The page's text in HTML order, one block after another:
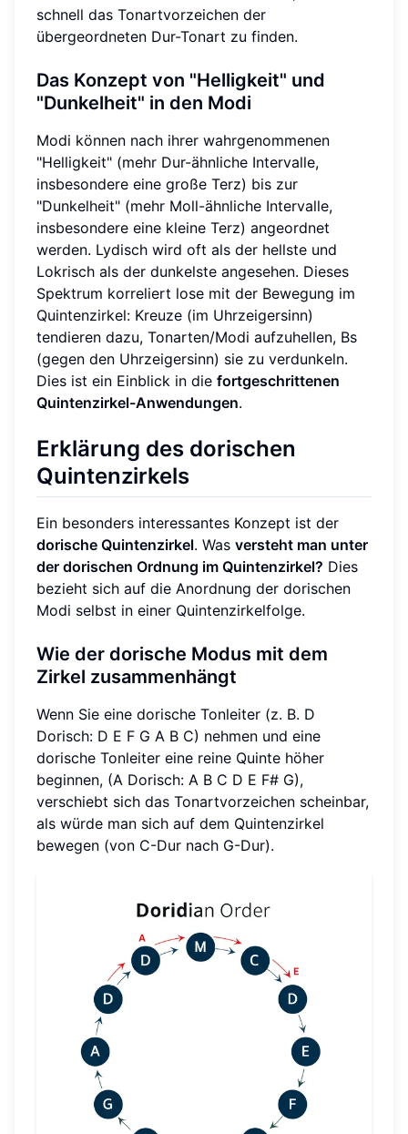
schnell das Tonartvorzeichen der
übergeordneten Dur-Tonart zu finden.
Das Konzept von "Helligkeit" und
"Dunkelheit" in den Modi
Modi können nach ihrer wahrgenommenen
"Helligkeit" (mehr Dur-ähnliche Intervalle,
insbesondere eine große Terz) bis zur
"Dunkelheit" (mehr Moll-ähnliche Intervalle,
insbesondere eine kleine Terz) angeordnet
werden. Lydisch wird oft als der hellste und
Lokrisch als der dunkelste angesehen. Dieses
Spektrum korreliert lose mit der Bewegung im
Quintenzirkel: Kreuze (im Uhrzeigersinn)
tendieren dazu, Tonarten/Modi aufzuhellen, Bs
(gegen den Uhrzeigersinn) sie zu verdunkeln.
Dies ist ein Einblick in die fortgeschrittenen
Quintenzirkel-Anwendungen.
Erklärung des dorischen
Quintenzirkels
Ein besonders interessantes Konzept ist der
dorische Quintenzirkel. Was versteht man unter
der dorischen Ordnung im Quintenzirkel? Dies
bezieht sich auf die Anordnung der dorischen
Modi selbst in einer Quintenzirkelfolge.
Wie der dorische Modus mit dem
Zirkel zusammenhängt
Wenn Sie eine dorische Tonleiter (z. B. D
Dorisch: D E F G A B C) nehmen und eine
dorische Tonleiter eine reine Quinte höher
beginnen, (A Dorisch: A B C D E F# G),
verschiebt sich das Tonartvorzeichen scheinbar,
als würde man sich auf dem Quintenzirkel
bewegen (von C-Dur nach G-Dur).